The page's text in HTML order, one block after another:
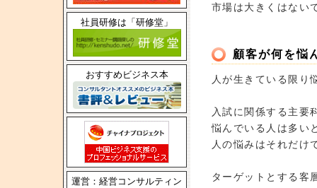
社員研修は「研修堂」
おすすめビジネス本
運営：経営コンサルティン
市場は大きくはない
顧客が何を悩
人が生きている限り
入試に関係する主要
悩んでいる人は多い
人の悩みはそれだけ
ターゲットとする客